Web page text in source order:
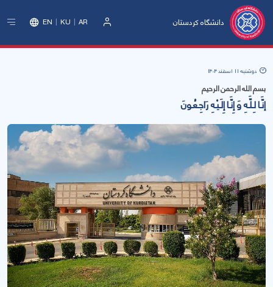
دانشگاه کردستان EN KU AR
دوشنبه 11 اسفند 1404
بسم الله الرحمن الرحیم
إنَّـا لِـلَّـهِ وَ إِنَّـا إِلَـیْـهِ رَاجِـعُـونَ